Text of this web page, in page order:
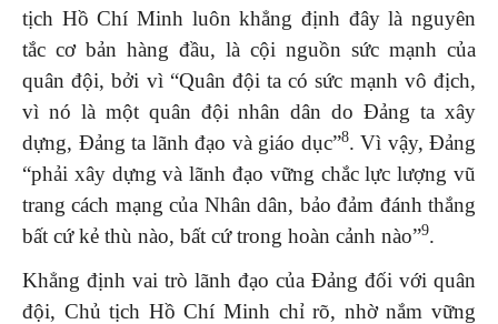
tịch Hồ Chí Minh luôn khẳng định đây là nguyên
tắc cơ bản hàng đầu, là cội nguồn sức mạnh của
quân đội, bởi vì “Quân đội ta có sức mạnh vô địch,
vì nó là một quân đội nhân dân do Đảng ta xây
dựng, Đảng ta lãnh đạo và giáo dục”8. Vì vậy, Đảng
“phải xây dựng và lãnh đạo vững chắc lực lượng vũ
trang cách mạng của Nhân dân, bảo đảm đánh thắng
bất cứ kẻ thù nào, bất cứ trong hoàn cảnh nào”9.
Khẳng định vai trò lãnh đạo của Đảng đối với quân
đội, Chủ tịch Hồ Chí Minh chỉ rõ, nhờ nắm vững